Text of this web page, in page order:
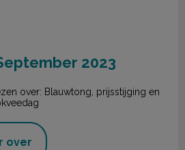
2023
over: Blauwtong, prijsstijging en
over